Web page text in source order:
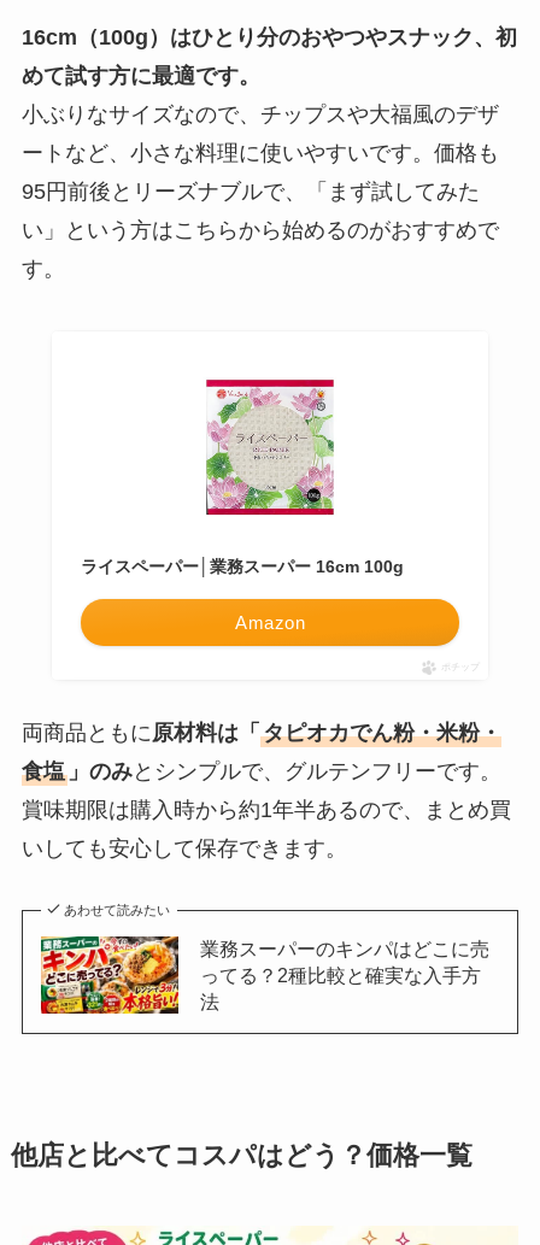
16cm（100g）はひとり分のおやつやスナック、初
めて試す方に最適です。
小ぶりなサイズなので、チップスや大福風のデザ
ートなど、小さな料理に使いやすいです。価格も
95円前後とリーズナブルで、「まず試してみた
い」という方はこちらから始めるのがおすすめで
す。
ライスペーパー│業務スーパー 16cm 100g
Amazon
ポチップ
両商品ともに 原材料は「 タピオカでん粉・米粉・
食塩」のみとシンプルで、グルテンフリーです。
賞味期限は購入時から約1年半あるので、まとめ買
いしても安心して保存できます。
あわせて読みたい
業務スーパーのキンパはどこに売
ってる？2種比較と確実な入手方
法
他店と比べてコスパはどう？価格一覧